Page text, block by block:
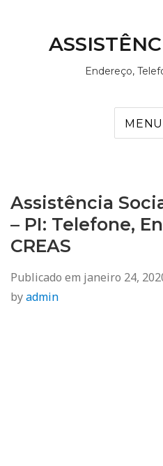
Endereço,
MENU
Assistência
– PI: Telefone,
CREAS
Publicado em janeiro 24,
byadmin